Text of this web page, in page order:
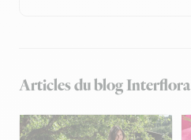
Articles du blog Interflora